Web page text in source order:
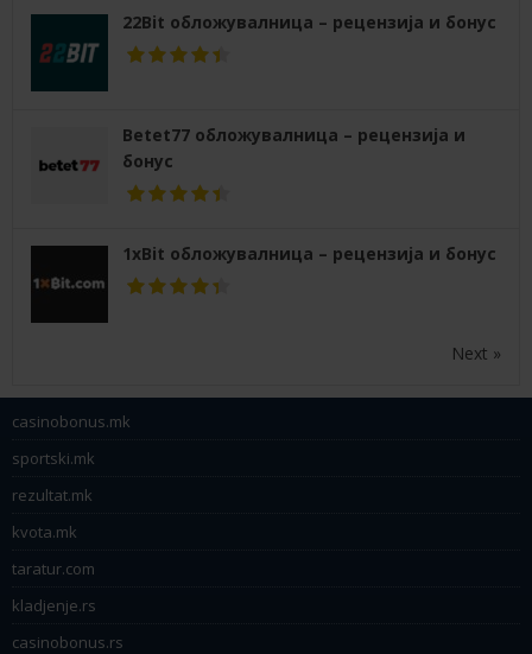
22Bit обложувалница – рецензија и бонус
Betet77 обложувалница – рецензија и
бонус
1xBit обложувалница – рецензија и бонус
Next »
casinobonus.mk
sportski.mk
rezultat.mk
kvota.mk
taratur.com
kladjenje.rs
casinobonus.rs